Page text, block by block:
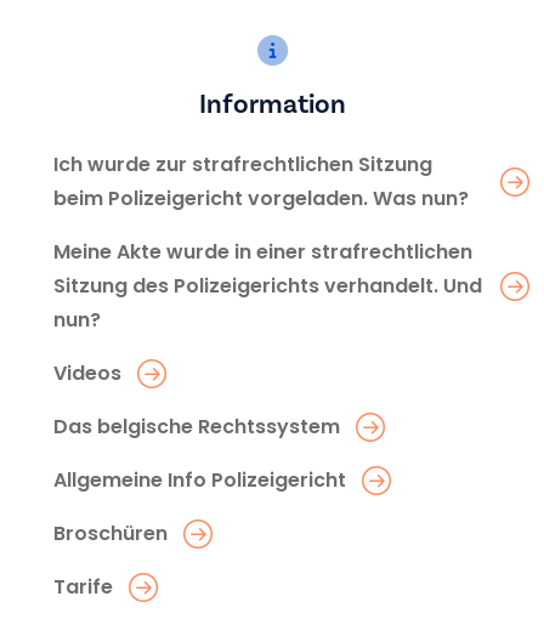
Information
Ich wurde zur strafrechtlichen Sitzung
beim Polizeigericht vorgeladen. Was nun?
Meine Akte wurde in einer strafrechtlichen
Sitzung des Polizeigerichts verhandelt. Und
nun?
Videos
Das belgische Rechtssystem
Allgemeine Info Polizeigericht
Broschüren
Tarife